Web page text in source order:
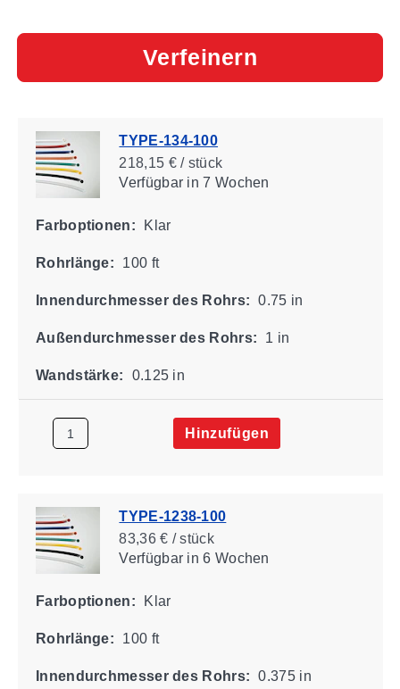
Verfeinern
TYPE-134-100
218,15 € / stück
Verfügbarin 7 Wochen
Farboptionen: Klar
Rohrlänge: 100 ft
Innendurchmesser des Rohrs: 0.75 in
Außendurchmesser des Rohrs: 1 in
Wandstärke: 0.125 in
Hinzufügen
TYPE-1238-100
83,36 € / stück
Verfügbarin 6 Wochen
Farboptionen: Klar
Rohrlänge: 100 ft
Innendurchmesser des Rohrs: 0.375 in